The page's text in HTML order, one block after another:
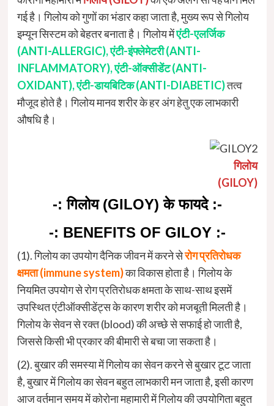
गई है। गिलोय को गुणों का भंडार कहा जाता है, मुख्य रूप से गिलोय
इम्यून सिस्टम को बेहतर बनाता है। गिलोय मेंएंटी-एलर्जिक
(ANTI-ALLERGIC), एंटी-इंफ्लेमेटरी (ANTI-
INFLAMMATORY), एंटी-ऑक्सीडेंट (ANTI-
OXIDANT), एंटी-डायबिटिक (ANTI-DIABETIC)तत्व
मौजूद होते है। गिलोय मानव शरीर के हर अंग हेतु एक लाभकारी
औषधि है।
गिलोय
(GILOY)
-: गिलोय (GILOY) के फायदे :-
-: BENEFITS OF GILOY :-
(1). गिलोय का उपयोग दैनिक जीवन में करने सेरोग प्रतिरोधक
क्षमता (immune system)का विकास होता है। गिलोय के
नियमित उपयोग से रोग प्रतिरोधक क्षमता के साथ-साथ इसमें
उपस्थित एंटीऑक्सीडेंट्स के कारण शरीर को मजबूती मिलती है।
गिलोय के सेवन से रक्त (blood) की अच्छे से सफाई हो जाती है,
जिससे किसी भी प्रकार की बीमारी से बचा जा सकता है।
(2). बुखार की समस्या में गिलोय का सेवन करने से बुखार टूट जाता
है, बुखार में गिलोय का सेवन बहुत लाभकारी मन जाता है, इसी कारण
आज वर्तमान समय में कोरोना महामारी में गिलोय की उपयोगिता बहुत